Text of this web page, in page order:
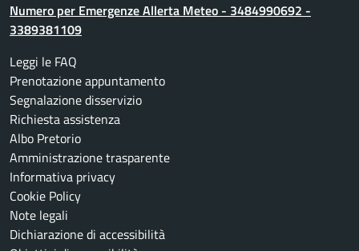
Numero per Emergenze Allerta Meteo - 3484990692 -
3389381109
Leggi le FAQ
Prenotazione appuntamento
Segnalazione disservizio
Richiesta assistenza
Albo Pretorio
Amministrazione trasparente
Informativa privacy
Cookie Policy
Note legali
Dichiarazione di accessibilità